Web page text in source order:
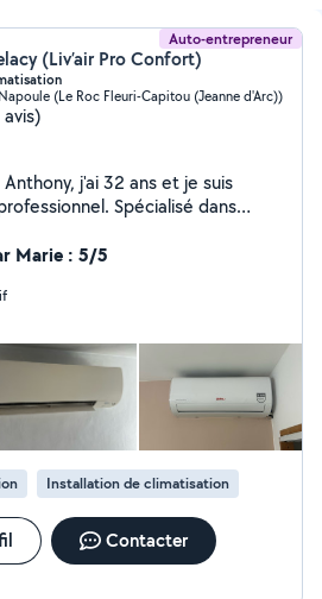
Auto-entrepreneur
(Liv’air Pro Confort)
(Le Roc Fleuri-Capitou (Jeanne d'Arc))
Spécialisé dans
également pour tous vos
création et rénovation de salles
cuisines, ainsi que
je suis à votre disposition
et répondre à toutes vos
Marie : 5/5
Installation de climatisation
Contacter